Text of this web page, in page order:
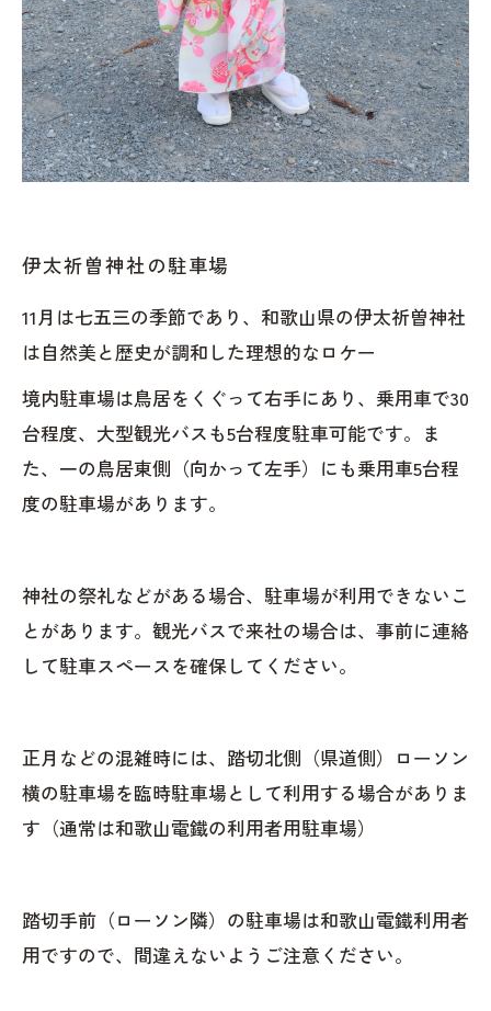
伊太祈曽神社の駐車場
11月は七五三の季節であり、和歌山県の伊太祈曽神社
は自然美と歴史が調和した理想的なロケー
境内駐車場は鳥居をくぐって右手にあり、乗用車で30
台程度、大型観光バスも5台程度駐車可能です。ま
た、一の鳥居東側（向かって左手）にも乗用車5台程
度の駐車場があります。
神社の祭礼などがある場合、駐車場が利用できないこ
とがあります。観光バスで来社の場合は、事前に連絡
して駐車スペースを確保してください。
正月などの混雑時には、踏切北側（県道側）ローソン
横の駐車場を臨時駐車場として利用する場合がありま
す（通常は和歌山電鐵の利用者用駐車場）
踏切手前（ローソン隣）の駐車場は和歌山電鐵利用者
用ですので、間違えないようご注意ください。